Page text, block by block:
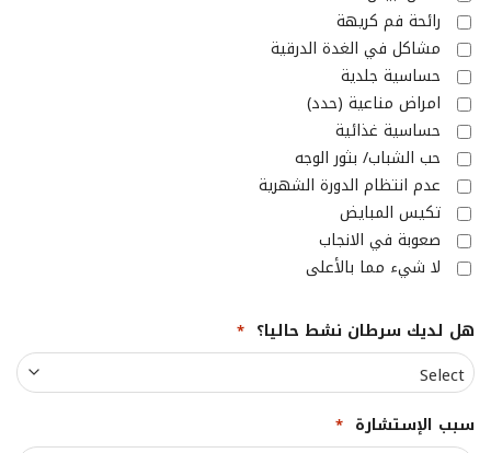
رائحة فم كريهة
مشاكل في الغدة الدرقية
حساسية جلدية
امراض مناعية (حدد)
حساسية غذائية
حب الشباب/ بثور الوجه
عدم انتظام الدورة الشهرية
تكيس المبايض
صعوبة في الانجاب
لا شيء مما بالأعلى
هل لديك سرطان نشط حاليا؟ *
سبب الإستشارة *